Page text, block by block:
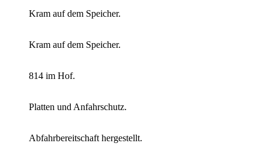
Kram auf dem Speicher.
Kram auf dem Speicher.
814 im Hof.
Platten und Anfahrschutz.
Abfahrbereitschaft hergestellt.